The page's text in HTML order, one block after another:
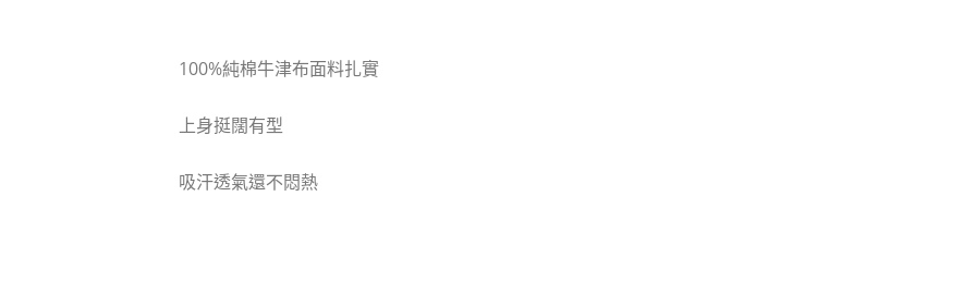
100%純棉牛津布面料扎實
上身挺闊有型
吸汗透氣還不悶熱